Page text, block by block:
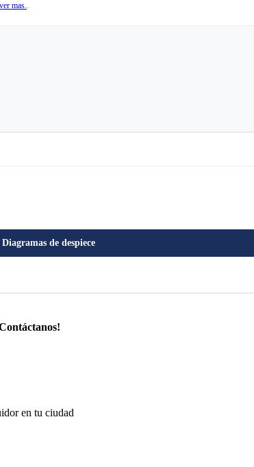
mas..
Diagramas de despiece
en tu ciudad